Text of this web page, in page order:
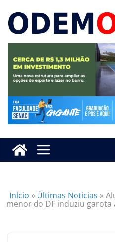
Início » Últimas Noticias »
menor do DF induziu